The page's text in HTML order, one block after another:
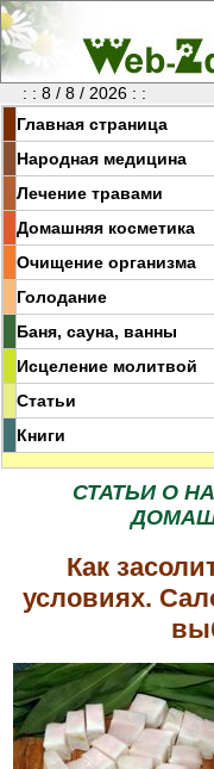
: : 8 / 8 / 2026 : :
Главная страница
Народная медицина
Лечение травами
Домашняя косметика
Очищение организма
Голодание
Баня, сауна, ванны
Исцеление молитвой
Статьи
Книги
СТАТЬИ О
Как
условиях.